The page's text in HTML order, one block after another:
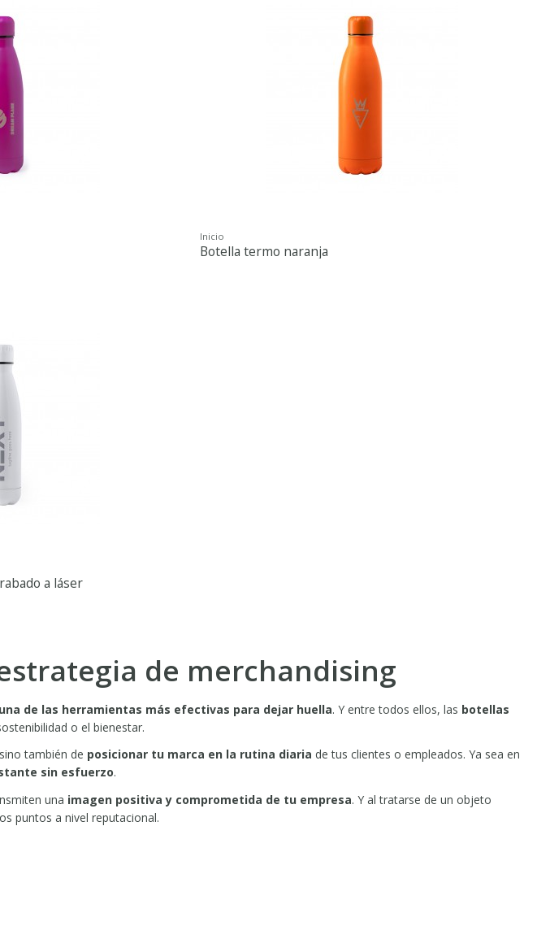
Inicio
Botella termo naranja
a láser
de merchandising
de las herramientas más efectivas para dejar huella. Y entre todos ellos, las botellas
o el bienestar.
también de posicionar tu marca en la rutina diaria de tus clientes o empleados. Ya sea en
sin esfuerzo.
una imagen positiva y comprometida de tu empresa. Y al tratarse de un objeto
puntos a nivel reputacional.